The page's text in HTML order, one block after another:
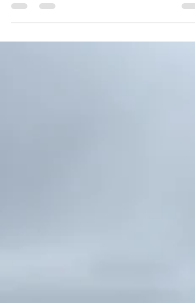
traversée entre émerveillement et tension,
avec une escale forcée à Barbate après une